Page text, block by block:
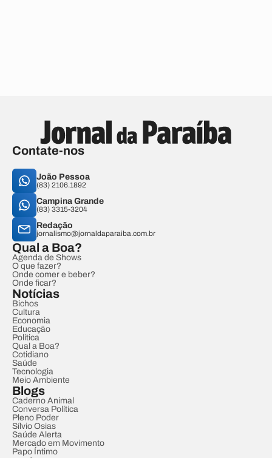
Contate-nos
João Pessoa
(83) 2106.1892
Campina Grande
(83) 3315-3204
Redação
jornalismo@jornaldaparaiba.com.br
Qual a Boa?
Agenda de Shows
O que fazer?
Onde comer e beber?
Onde ficar?
Notícias
Bichos
Cultura
Economia
Educação
Política
Qual a Boa?
Cotidiano
Saúde
Tecnologia
Meio Ambiente
Blogs
Caderno Animal
Conversa Política
Pleno Poder
Sílvio Osias
Saúde Alerta
Mercado em Movimento
Papo Íntimo